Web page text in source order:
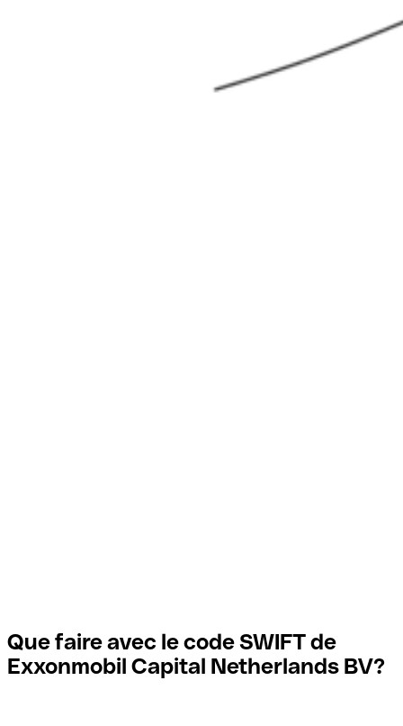
Que faire avec le code SWIFT de
Exxonmobil Capital Netherlands BV?